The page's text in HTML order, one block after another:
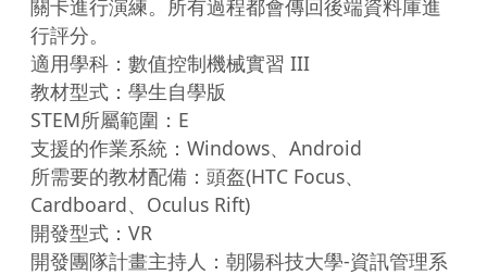
關卡進行演練。所有過程都會傳回後端資料庫進
行評分。
適用學科：數值控制機械實習 III
教材型式：學生自學版
STEM所屬範圍：E
支援的作業系統：Windows、Android
所需要的教材配備：頭盔(HTC Focus、
Cardboard、Oculus Rift)
開發型式：VR
開發團隊計畫主持人：朝陽科技大學-資訊管理系